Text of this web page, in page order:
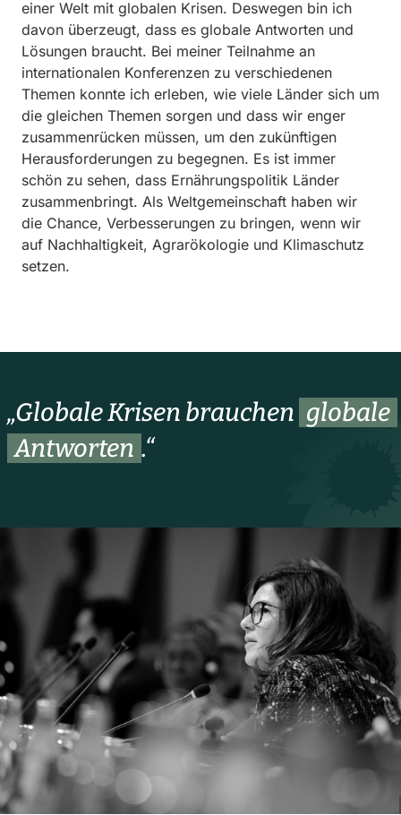
einer Welt mit globalen Krisen. Deswegen bin ich
davon überzeugt, dass es globale Antworten und
Lösungen braucht. Bei meiner Teilnahme an
internationalen Konferenzen zu verschiedenen
Themen konnte ich erleben, wie viele Länder sich um
die gleichen Themen sorgen und dass wir enger
zusammenrücken müssen, um den zukünftigen
Herausforderungen zu begegnen. Es ist immer
schön zu sehen, dass Ernährungspolitik Länder
zusammenbringt. Als Weltgemeinschaft haben wir
die Chance, Verbesserungen zu bringen, wenn wir
auf Nachhaltigkeit, Agrarökologie und Klimaschutz
setzen.
„Globale Krisen brauchen globale
Antworten .“